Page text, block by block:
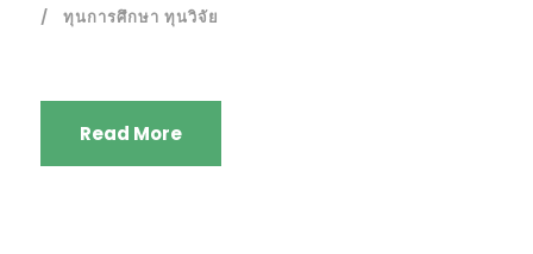
ทุนการศึกษา ทุนวิจัย
Read More